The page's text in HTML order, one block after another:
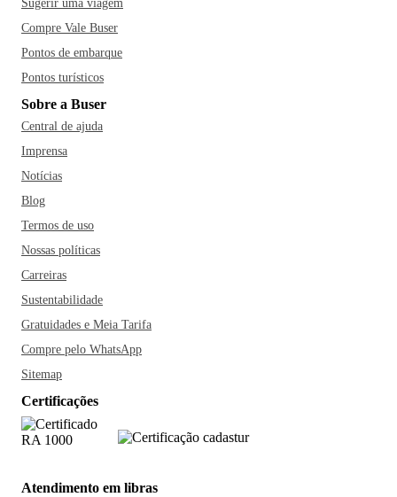
Sugerir uma viagem
Compre Vale Buser
Pontos de embarque
Pontos turísticos
Sobre a Buser
Central de ajuda
Imprensa
Notícias
Blog
Termos de uso
Nossas políticas
Carreiras
Sustentabilidade
Gratuidades e Meia Tarifa
Compre pelo WhatsApp
Sitemap
Certificações
Atendimento em libras